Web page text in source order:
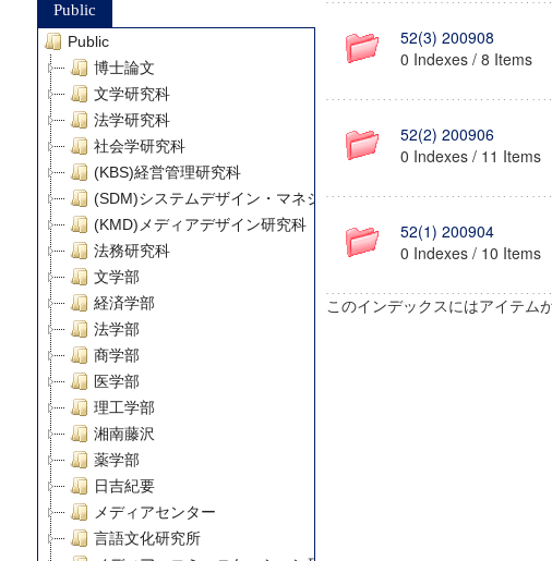
Public
Public
博士論文
文学研究科
法学研究科
社会学研究科
(KBS)経営管理研究科
(SDM)システムデザイン・マネジメント研究科
(KMD)メディアデザイン研究科
法務研究科
文学部
経済学部
法学部
商学部
医学部
理工学部
湘南藤沢
薬学部
日吉紀要
メディアセンター
言語文化研究所
52(3) 200908
0 Indexes / 8 Items
52(2) 200906
0 Indexes / 11 Items
52(1) 200904
0 Indexes / 10 Items
このインデックスにはアイテム